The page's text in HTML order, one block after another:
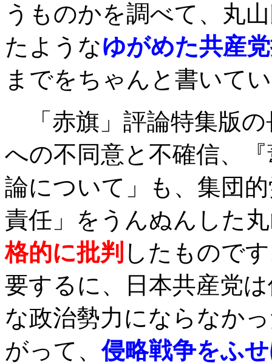
うものかを調べて、丸
たようなゆがめた共産
までをちゃんと書いて
「赤旗」評論特集版
への不同意と不確信、
論について」も、集団
責任」をうんぬんした
格的に批判 したもので
要するに、日本共産党
な政治勢力にならなか
がって、侵略戦争をふ